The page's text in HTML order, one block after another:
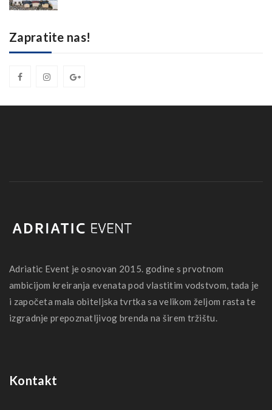
Zapratite nas!
Adriatic Event je osnovan 2015. godine s prvotnom
ambicijom kreiranja evenata pod vlastitim vodstvom, tada je
i započeta mala obiteljska tvrtka sa velikom željom rasta te
izgradnje prepoznatljivog brenda na širem tržištu.
Kontakt